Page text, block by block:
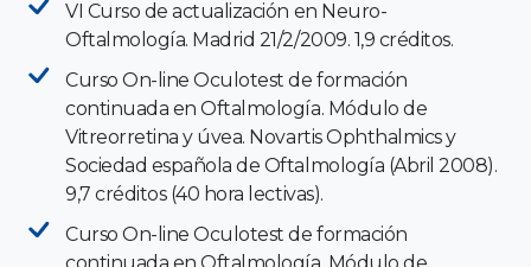
VI Curso de actualización en Neuro-
Oftalmología. Madrid 21/2/2009. 1,9 créditos.
Curso On-line Oculotest de formación
continuada en Oftalmología. Módulo de
Vitreorretina y úvea. Novartis Ophthalmics y
Sociedad española de Oftalmología (Abril 2008).
9,7 créditos (40 hora lectivas).
Curso On-line Oculotest de formación